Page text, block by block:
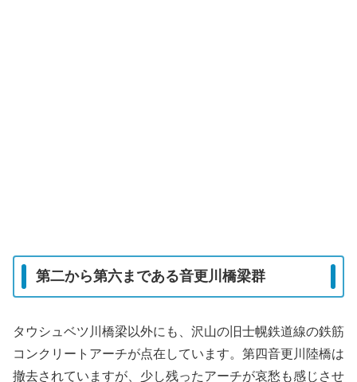
第二から第六まである音更川橋梁群
タウシュベツ川橋梁以外にも、沢山の旧士幌鉄道線の鉄筋
コンクリートアーチが点在しています。第四音更川陸橋は
撤去されていますが、少し残ったアーチが哀愁も感じさせ